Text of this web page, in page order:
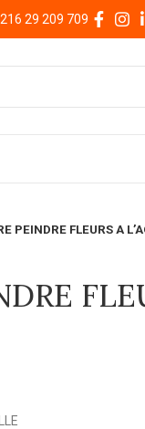
29 209 709
PEINDRE FLEURS A